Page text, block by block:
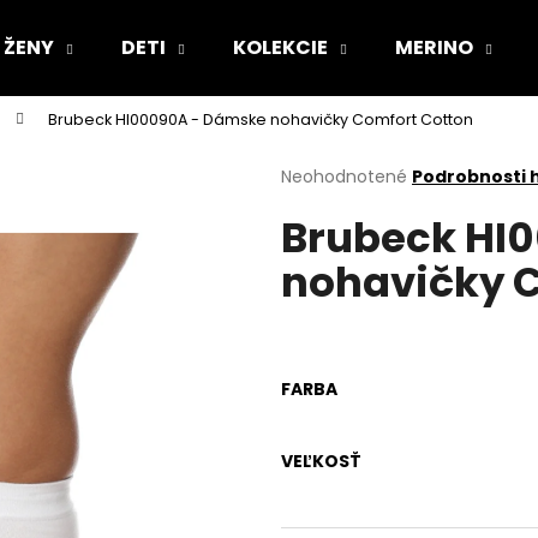
ŽENY DETI KOLEKCIE MERINO
Brubeck HI00090A - Dámske nohavičky Comfort Cotton
Priemerné
produktu
je
Neohodnotené Podrobnosti
Brubeck
nohavičky
FARBA
VEĽKOSŤ
Čo potrebujete nájsť?
HĽADAŤ
Odporúčame